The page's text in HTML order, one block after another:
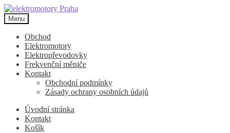
Přeskočit
na
navigaci
Přejít
k
obsahu
webu
Menu
Obchod
Elektromotory
Elektropřevodovky
Frekvenční měniče
Kontakt
Obchodní podmínky
Zásady ochrany osobních údajů
Úvodní stránka
Kontakt
Košík